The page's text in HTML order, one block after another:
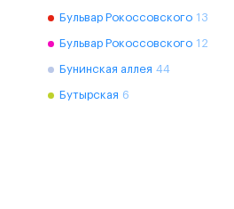
Бульвар Рокоссовского 13
Бульвар Рокоссовского 12
Бунинская аллея 44
Бутырская 6